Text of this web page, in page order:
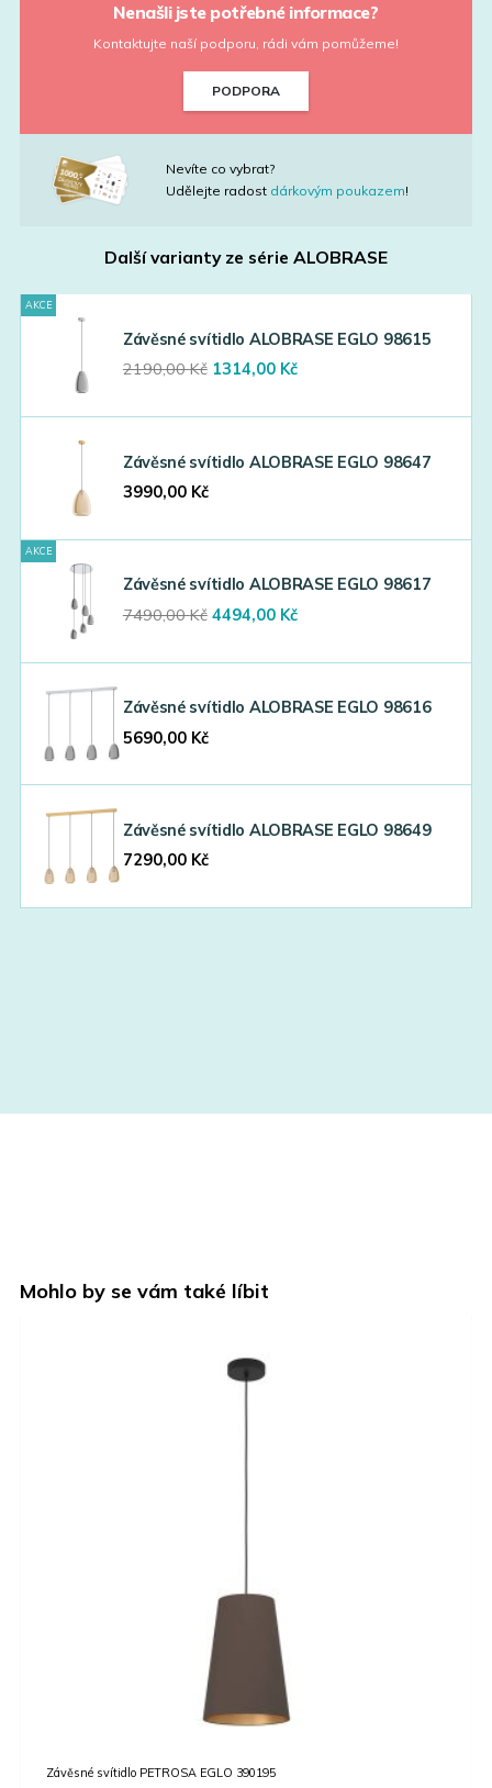
Nenašli jste potřebné informace?
Kontaktujte naší podporu, rádi vám pomůžeme!
PODPORA
Nevíte co vybrat?
Udělejte radost dárkovým poukazem!
Další varianty ze série ALOBRASE
AKCE
Závěsné svítidlo ALOBRASE EGLO 98615
2190,00Kč Original
was:
1314,00 KčCurrent
is:
Závěsné svítidlo ALOBRASE EGLO 98647
3990,00 Kč
AKCE
Závěsné svítidlo ALOBRASE EGLO 98617
7490,00Kč Original
was:
4494,00 KčCurrent
is:
Závěsné svítidlo ALOBRASE EGLO 98616
5690,00 Kč
Závěsné svítidlo ALOBRASE EGLO 98649
7290,00 Kč
Mohlo by se vám také líbit
Závěsné svítidlo LOSALOMAS EGLO 98838